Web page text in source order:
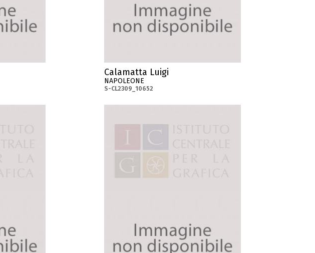
Calamatta Luigi
NAPOLEONE
S-CL2309_10652